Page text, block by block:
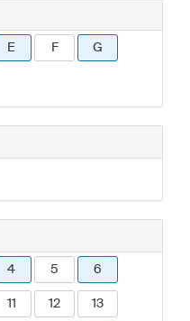
E F G
4 5 6
11 12 13